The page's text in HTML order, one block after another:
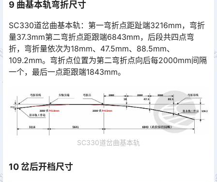
9 曲基本轨弯折尺寸
SC330道岔曲基本轨：第一弯折点距趾端3216mm，弯折
量37.3mm第二弯折点距跟端6843mm，后段共四点弯
折，弯折量依次为18mm、47.5mm、88.5mm、
109.2mm。弯折点位置为第二弯折点向后每2000mm间隔
一个，最后一点距跟端1843mm。󠅅󠅃󠄵󠅂󠄪󠇖󠆨󠆨󠇕󠆞󠆒󠅬󠇘󠆭󠆘󠇙󠆝󠅵󠇗󠆭󠆁󠄐󠇗󠅹󠅸󠇖󠆍󠅳󠇖󠅹󠅰󠇖󠆌󠅹
SC330道岔曲基本轨
10 岔后开档尺寸